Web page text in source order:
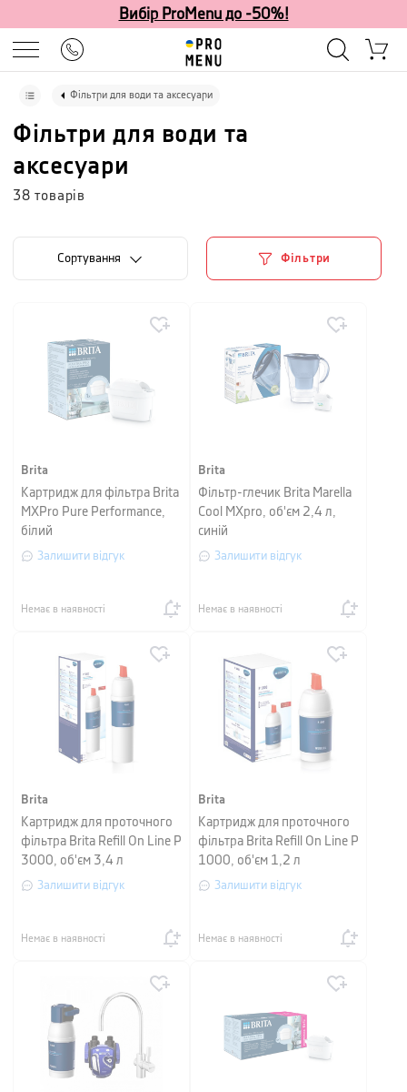
Вибір ProMenu до -50%!
Фільтри для води та аксесуари
Фільтри для води та
аксесуари
38 товарів
Сортування Фільтри
Brita
Картридж для фільтра Brita
MXPro Pure Performance,
білий
Залишити відгук
Немає в наявності
Brita
Фільтр-глечик Brita Marella
Cool MXpro, об'єм 2,4 л,
синій
Залишити відгук
Немає в наявності
Brita
Картридж для проточного
фільтра Brita Refill On Line P
3000, об'єм 3,4 л
Залишити відгук
Немає в наявності
Brita
Картридж для проточного
фільтра Brita Refill On Line P
1000, об'єм 1,2 л
Залишити відгук
Немає в наявності